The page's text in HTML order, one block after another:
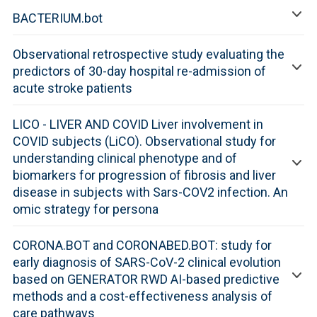
BACTERIUM.bot
Observational retrospective study evaluating the
predictors of 30-day hospital re-admission of
acute stroke patients
LICO - LIVER AND COVID Liver involvement in
COVID subjects (LiCO). Observational study for
understanding clinical phenotype and of
biomarkers for progression of fibrosis and liver
disease in subjects with Sars-COV2 infection. An
omic strategy for persona
CORONA.BOT and CORONABED.BOT: study for
early diagnosis of SARS-CoV-2 clinical evolution
based on GENERATOR RWD AI-based predictive
methods and a cost-effectiveness analysis of
care pathways